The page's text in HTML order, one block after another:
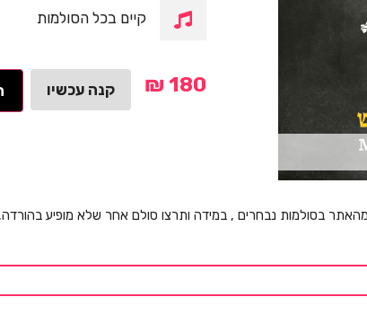
קיים בכל הסולמות
₪ 180 קנה עכשיו
מהאתר בסולמות נבחרים , במידה ותרצו סולם אחר שלא מופיע